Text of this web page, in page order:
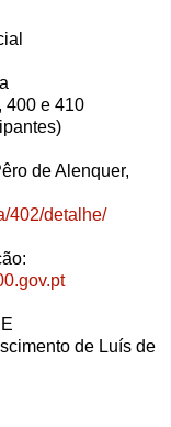
400 e 410
de Alenquer,
402/detalhe/
de Luís de